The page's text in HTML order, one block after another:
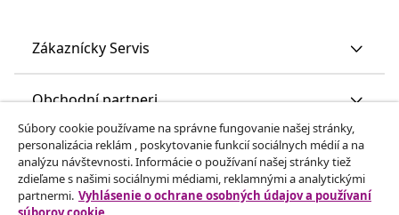
Zákaznícky Servis
Obchodní partneri
vidaXL
Nájdite viac
Súbory cookie používame na správne fungovanie našej stránky,
personalizácia reklám , poskytovanie funkcií sociálnych médií a na
analýzu návštevnosti. Informácie o používaní našej stránky tiež
zdieľame s našimi sociálnymi médiami, reklamnými a analytickými
partnermi. Vyhlásenie o ochrane osobných údajov a používaní